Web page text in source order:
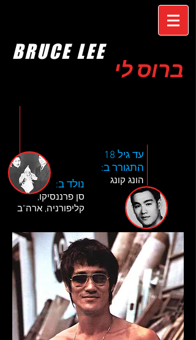
BRUCE LEE
ברוס לי
נולד ב:
סן פרננסיקו,
קליפורניה, ארה"ב
עד גיל 18
התגורר ב:
הונג קונג